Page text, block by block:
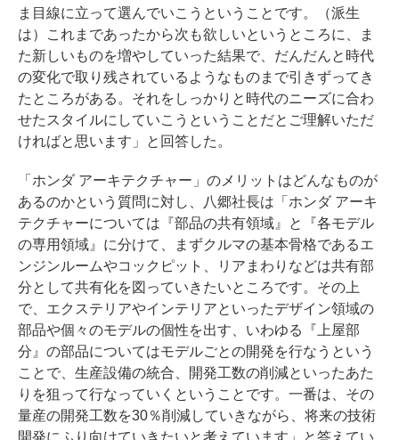
ま目線に立って選んでいこうということです。（派生
は）これまであったから次も欲しいというところに、ま
た新しいものを増やしていった結果で、だんだんと時代
の変化で取り残されているようなものまで引きずってき
たところがある。それをしっかりと時代のニーズに合わ
せたスタイルにしていこうということだとご理解いただ
ければと思います」と回答した。
「ホンダ アーキテクチャー」のメリットはどんなものが
あるのかという質問に対し、八郷社長は「ホンダ アーキ
テクチャーについては『部品の共有領域』と『各モデル
の専用領域』に分けて、まずクルマの基本骨格であるエ
ンジンルームやコックピット、リアまわりなどは共有部
分として共有化を図っていきたいところです。その上
で、エクステリアやインテリアといったデザイン領域の
部品や個々のモデルの個性を出す、いわゆる『上屋部
分』の部品についてはモデルごとの開発を行なうという
ことで、生産設備の統合、開発工数の削減といったあた
りを狙って行なっていくということです。一番は、その
量産の開発工数を30％削減していきながら、将来の技術
開発にふり向けていきたいと考えています」と答えてい